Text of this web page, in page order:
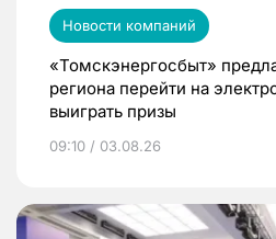
Новости компаний
«Томскэнергосбыт»
региона перейти на
выиграть призы
09:10 / 03.08.26